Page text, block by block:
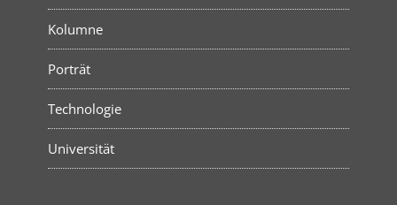
Kolumne
Porträt
Technologie
Universität